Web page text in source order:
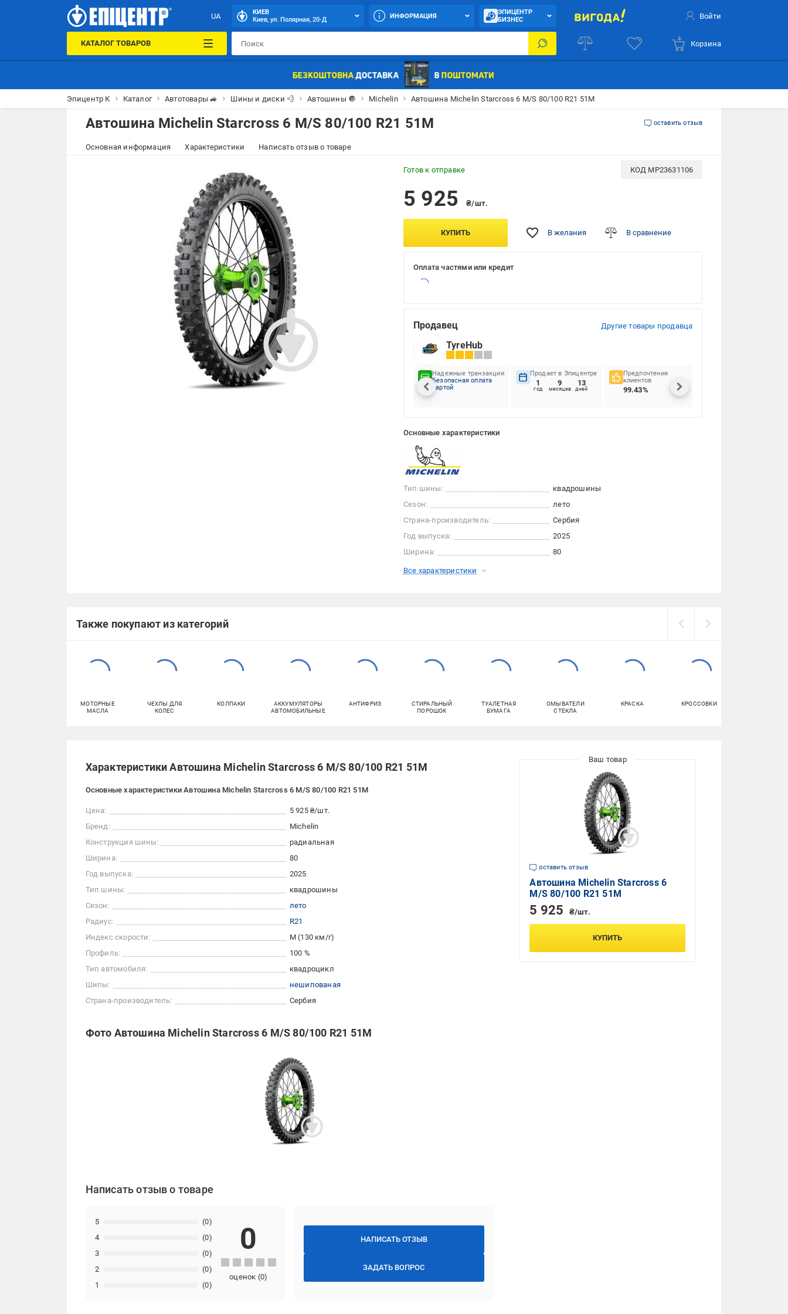
UA
КИЕВ
Киев, ул. Полярная, 20-Д
ИНФОРМАЦИЯ
ЭПИЦЕНТР
БИЗНЕС
Войти
КАТАЛОГ ТОВАРОВ Корзина
Эпицентр К Каталог Автотовары 🚙 Шины и диски 💨 Автошины 🔘 Michelin Автошина Michelin Starcross 6 M/S 80/100 R21 51M
Автошина Michelin Starcross 6 M/S 80/100 R21 51M оставить отзыв
Основная информация Характеристики Написать отзыв о товаре
Готов к отправке КОД MP23631106
5 925 ₴/шт.
КУПИТЬ В желания В сравнение
Оплата частями или кредит
Продавец Другие товары продавца
TyreHub
Надежные транзакции
Безопасная оплата
картой
Продает в Эпицентре
1
год
9
месяцев
13
дней
Предпочтения
клиентов
99.43%
Основные характеристики
Тип шины:
квадрошины
Сезон:
лето
Страна-производитель:
Сербия
Год выпуска:
2025
Ширина:
80
Все характеристики
Также покупают из категорий
МОТОРНЫЕ
МАСЛА
ЧЕХЛЫ ДЛЯ
КОЛЕС
КОЛПАКИ
АККУМУЛЯТОРЫ
АВТОМОБИЛЬНЫЕ
АНТИФРИЗ
СТИРАЛЬНЫЙ
ПОРОШОК
ТУАЛЕТНАЯ
БУМАГА
ОМЫВАТЕЛИ
СТЕКЛА
КРАСКА КРОССОВКИ
Характеристики Автошина Michelin Starcross 6 M/S 80/100 R21 51M
Основные характеристики Автошина Michelin Starcross 6 M/S 80/100 R21 51M
Цена:
5 925 ₴/шт.
Бренд:
Michelin
Конструкция шины:
радиальная
Ширина:
80
Год выпуска:
2025
Тип шины:
квадрошины
Сезон:
лето
Радиус:
R21
Индекс скорости:
M (130 км/г)
Профиль:
100 %
Тип автомобиля:
квадроцикл
Шипы:
нешипованая
Страна-производитель:
Сербия
Фото Автошина Michelin Starcross 6 M/S 80/100 R21 51M
Написать отзыв о товаре
НАПИСАТЬ ОТЗЫВ
ЗАДАТЬ ВОПРОС
1 (0)
2 (0)
3 (0)
4 (0)
5 (0)
0
оценок (0)
оставить отзыв
Автошина Michelin Starcross 6
M/S 80/100 R21 51M
5 925 ₴/шт.
КУПИТЬ